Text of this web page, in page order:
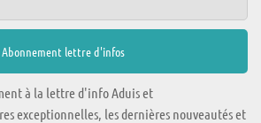
à la lettre d'info Aduis et
exceptionnelles, les dernières nouveautés et